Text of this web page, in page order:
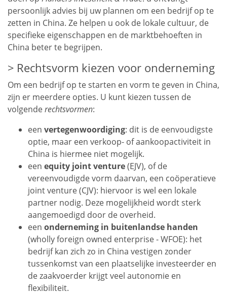
persoonlijk advies bij uw plannen om een bedrijf op te
zetten in China. Ze helpen u ook de lokale cultuur, de
specifieke eigenschappen en de marktbehoeften in
China beter te begrijpen.
Rechtsvorm kiezen voor onderneming
Om een bedrijf op te starten en vorm te geven in China,
zijn er meerdere opties. U kunt kiezen tussen de
volgenderechtsvormen:
een vertegenwoordiging: dit is de eenvoudigste
optie, maar een verkoop- of aankoopactiviteit in
China is hiermee niet mogelijk.
een equity joint venture(EJV), of de
vereenvoudigde vorm daarvan, een coöperatieve
joint venture (CJV): hiervoor is wel een lokale
partner nodig. Deze mogelijkheid wordt sterk
aangemoedigd door de overheid.
een onderneming in buitenlandse handen
(wholly foreign owned enterprise - WFOE): het
bedrijf kan zich zo in China vestigen zonder
tussenkomst van een plaatselijke investeerder en
de zaakvoerder krijgt veel autonomie en
flexibiliteit.